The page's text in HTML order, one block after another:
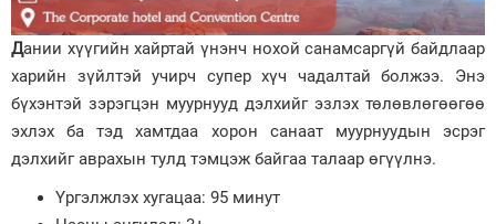
Дании хүүгийн хайртай үнэнч нохой санамсаргүй байдлаар
харийн зүйлтэй учирч супер хүч чадалтай болжээ. Энэ
бүхэнтэй зэрэгцэн муурнууд дэлхийг эзлэх төлөвлөгөөгөө
эхлэх ба тэд хамтдаа хорон санаат муурнуудын эсрэг
дэлхийг аврахын тулд тэмцэж байгаа талаар өгүүлнэ.
Үргэлжлэх хугацаа: 95 минут